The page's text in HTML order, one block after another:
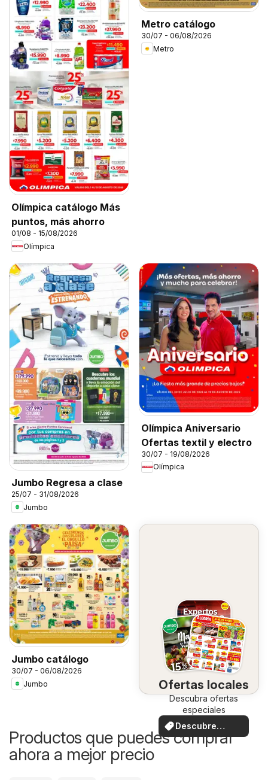
Olímpica catálogo Más
puntos, más ahorro
01/08 - 15/08/2026
Olímpica
Metro catálogo
30/07 - 06/08/2026
Metro
Jumbo Regresa a clase
25/07 - 31/08/2026
Jumbo
Olímpica Aniversario
Ofertas textil y electro
30/07 - 19/08/2026
Olímpica
Jumbo catálogo
30/07 - 06/08/2026
Jumbo
Ofertas locales
Descubra ofertas
especiales
Descubre
ofertas
Productos que puedes comprar
ahora a mejor precio